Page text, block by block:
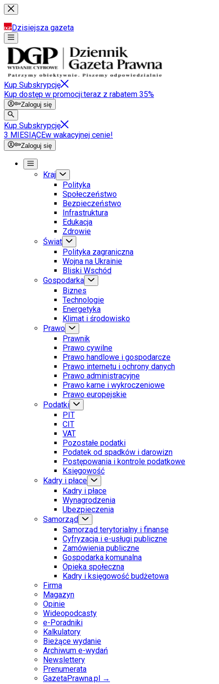
Dzisiejsza gazeta
Kup Subskrypcję
Kup dostęp w promocji:teraz z rabatem 35%
Zaloguj się
Kup Subskrypcję
3 MIESIĄCEw wakacyjnej cenie!
Zaloguj się
Kraj
Polityka
Społeczeństwo
Bezpieczeństwo
Infrastruktura
Edukacja
Zdrowie
Świat
Polityka zagraniczna
Wojna na Ukrainie
Bliski Wschód
Gospodarka
Biznes
Technologie
Energetyka
Klimat i środowisko
Prawo
Prawnik
Prawo cywilne
Prawo handlowe i gospodarcze
Prawo internetu i ochrony danych
Prawo administracyjne
Prawo karne i wykroczeniowe
Prawo europejskie
Podatki
PIT
CIT
VAT
Pozostałe podatki
Podatek od spadków i darowizn
Postępowania i kontrole podatkowe
Księgowość
Kadry i płace
Kadry i płace
Wynagrodzenia
Ubezpieczenia
Samorząd
Samorząd terytorialny i finanse
Cyfryzacja i e-usługi publiczne
Zamówienia publiczne
Gospodarka komunalna
Opieka społeczna
Kadry i księgowość budżetowa
Firma
Magazyn
Opinie
Wideopodcasty
e-Poradniki
Kalkulatory
Bieżące wydanie
Archiwum e-wydań
Newslettery
Prenumerata
GazetaPrawna.pl →